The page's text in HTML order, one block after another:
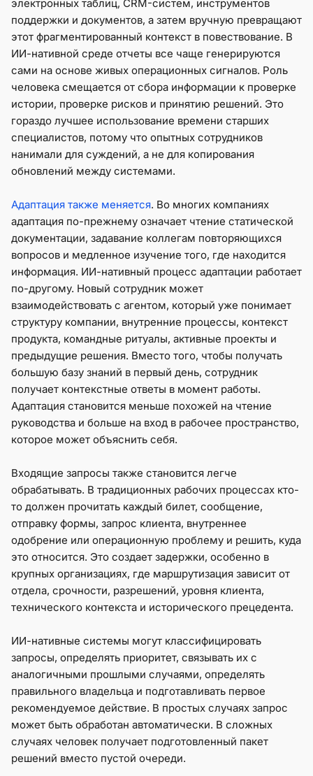
электронных таблиц, CRM-систем, инструментов
поддержки и документов, а затем вручную превращают
этот фрагментированный контекст в повествование. В
ИИ-нативной среде отчеты все чаще генерируются
сами на основе живых операционных сигналов. Роль
человека смещается от сбора информации к проверке
истории, проверке рисков и принятию решений. Это
гораздо лучшее использование времени старших
специалистов, потому что опытных сотрудников
нанимали для суждений, а не для копирования
обновлений между системами.
Адаптация также меняется. Во многих компаниях
адаптация по-прежнему означает чтение статической
документации, задавание коллегам повторяющихся
вопросов и медленное изучение того, где находится
информация. ИИ-нативный процесс адаптации работает
по-другому. Новый сотрудник может
взаимодействовать с агентом, который уже понимает
структуру компании, внутренние процессы, контекст
продукта, командные ритуалы, активные проекты и
предыдущие решения. Вместо того, чтобы получать
большую базу знаний в первый день, сотрудник
получает контекстные ответы в момент работы.
Адаптация становится меньше похожей на чтение
руководства и больше на вход в рабочее пространство,
которое может объяснить себя.
Входящие запросы также становится легче
обрабатывать. В традиционных рабочих процессах кто-
то должен прочитать каждый билет, сообщение,
отправку формы, запрос клиента, внутреннее
одобрение или операционную проблему и решить, куда
это относится. Это создает задержки, особенно в
крупных организациях, где маршрутизация зависит от
отдела, срочности, разрешений, уровня клиента,
технического контекста и исторического прецедента.
ИИ-нативные системы могут классифицировать
запросы, определять приоритет, связывать их с
аналогичными прошлыми случаями, определять
правильного владельца и подготавливать первое
рекомендуемое действие. В простых случаях запрос
может быть обработан автоматически. В сложных
случаях человек получает подготовленный пакет
решений вместо пустой очереди.